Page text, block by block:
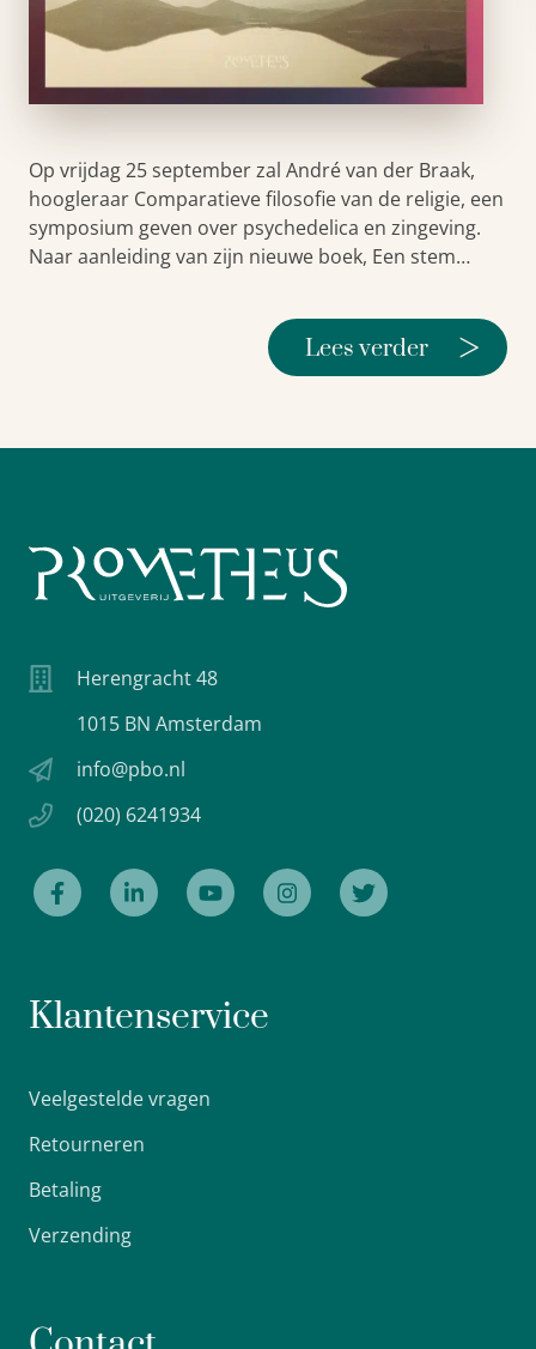
Op vrijdag 25 september zal André van der Braak,
hoogleraar Comparatieve filosofie van de religie, een
symposium geven over psychedelica en zingeving.
Naar aanleiding van zijn nieuwe boek, Een stem…
Lees verder >
Herengracht 48
1015 BN Amsterdam
info@pbo.nl
(020) 6241934
Klantenservice
Veelgestelde vragen
Retourneren
Betaling
Verzending